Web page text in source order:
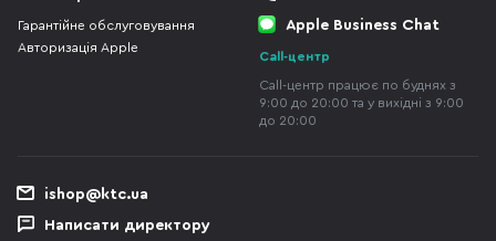
Гарантійне обслуговування
Авторизація Apple
Apple Business Chat
Call-центр
Call-центр працює по буднях з
9:00 до 20:00 та у вихідні з 9:00
до 20:00
ishop@ktc.ua
Написати директору